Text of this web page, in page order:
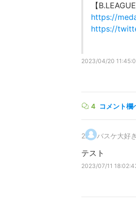
【
https://
https://
2023/04/20
4 コメント欄
2. バスケ大好
テスト
2023/07/11